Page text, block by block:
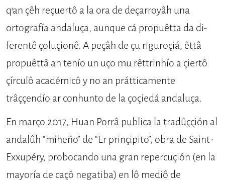
q’an çêh reçuertô a la ora de deçarroyâh una
ortografía andaluça, aunque cá propuêtta da di­
ferentê çoluçionê. A peçâh de çu rigu­roçiá, êttâ
propuêttâ an tenío un uço mu rêttrinhío a çiertô
çírculô académi­cô y no an prátticamente
trâççendío ar conhunto de la çoçiedá andaluça.
En março 2017, Huan Po­rrâ publica la tradûççión al
andalûh “miheño” de “Er prinçipito”, obra de Saint-
Exxupéry, probocando una gran repercuçión (en la
mayoría de caçô ne­gatiba) en lô mediô de